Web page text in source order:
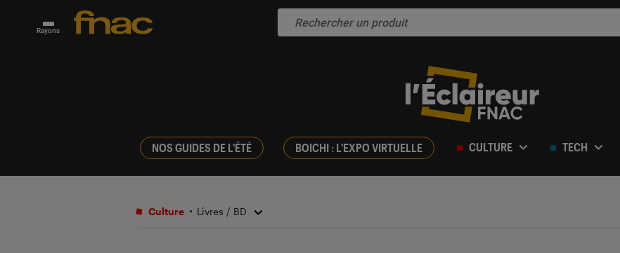
Rayons
NOS GUIDES DE L'ÉTÉ BOICHI : L'EXPO VIRTUELLE CULTURE TECH
Culture Livres / BD